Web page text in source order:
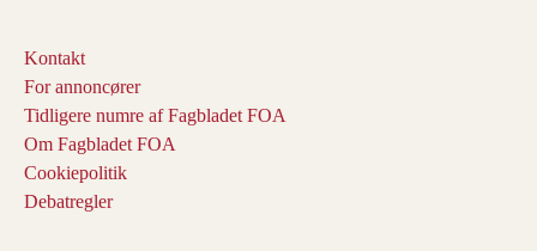
Kontakt
For annoncører
Tidligere numre af Fagbladet FOA
Om Fagbladet FOA
Cookiepolitik
Debatregler